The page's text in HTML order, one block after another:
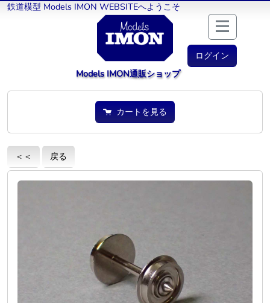
鉄道模型 Models IMON WEBSITEへようこそ
ログイン
Models IMON通販ショップ
カートを見る
＜＜ 戻る